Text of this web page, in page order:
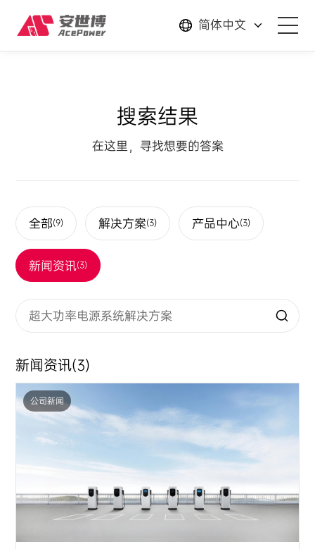
新闻资讯
联系我们
简体中文
搜索结果
在这里，寻找想要的答案
全部(9) 解决方案(3) 产品中心(3)
新闻资讯(3)
新闻资讯(3)
公司新闻